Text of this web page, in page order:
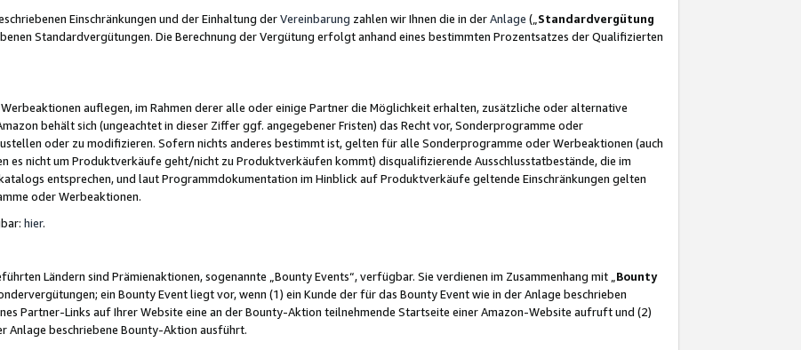
Einschränkungen und der Einhaltung derVereinbarung zahlen wir Ihnen die in derAnlage („ Standardvergütung
Standardvergütungen. Die Berechnung der Vergütung erfolgt anhand eines bestimmten Prozentsatzes der Qualifizierten
auflegen, im Rahmen derer alle oder einige Partner die Möglichkeit erhalten, zusätzliche oder alternative
behält sich (ungeachtet in dieser Ziffer ggf. angegebener Fristen) das Recht vor, Sonderprogramme oder
oder zu modifizieren. Sofern nichts anderes bestimmt ist, gelten für alle Sonderprogramme oder Werbeaktionen (auch
es nicht um Produktverkäufe geht/nicht zu Produktverkäufen kommt) disqualifizierende Ausschlusstatbestände, die im
entsprechen, und laut Programmdokumentation im Hinblick auf Produktverkäufe geltende Einschränkungen gelten
oder Werbeaktionen.
hier.
Ländern sind Prämienaktionen, sogenannte „Bounty Events“, verfügbar. Sie verdienen im Zusammenhang mit „ Bounty
ein Bounty Event liegt vor, wenn (1) ein Kunde der für das Bounty Event wie in der Anlage beschrieben
Partner-Links auf Ihrer Website eine an der Bounty-Aktion teilnehmende Startseite einer Amazon-Website aufruft und (2)
Anlage beschriebene Bounty-Aktion ausführt.